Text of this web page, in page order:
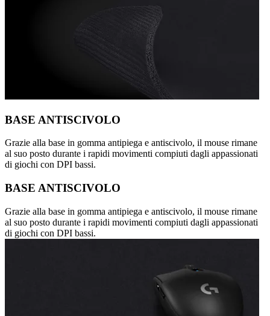
BASE ANTISCIVOLO
Grazie alla base in gomma antipiega e antiscivolo, il mouse rimane
al suo posto durante i rapidi movimenti compiuti dagli appassionati
di giochi con DPI bassi.
BASE ANTISCIVOLO
Grazie alla base in gomma antipiega e antiscivolo, il mouse rimane
al suo posto durante i rapidi movimenti compiuti dagli appassionati
di giochi con DPI bassi.